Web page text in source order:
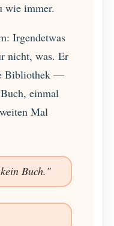
wie immer.
Irgendetwas
nicht, was. Er
Bibliothek —
einmal
Mal
Buch."